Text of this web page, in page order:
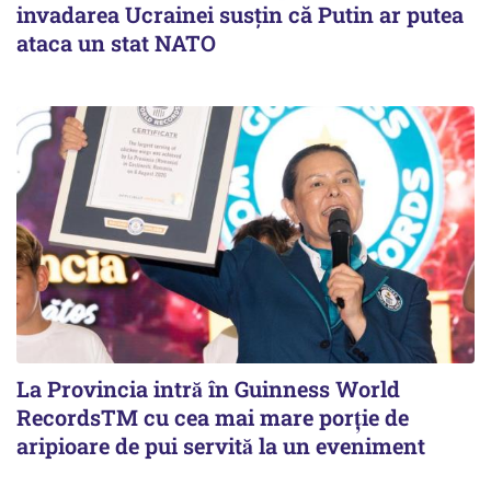
invadarea Ucrainei susțin că Putin ar putea
ataca un stat NATO
La Provincia intră în Guinness World
RecordsTM cu cea mai mare porție de
aripioare de pui servită la un eveniment